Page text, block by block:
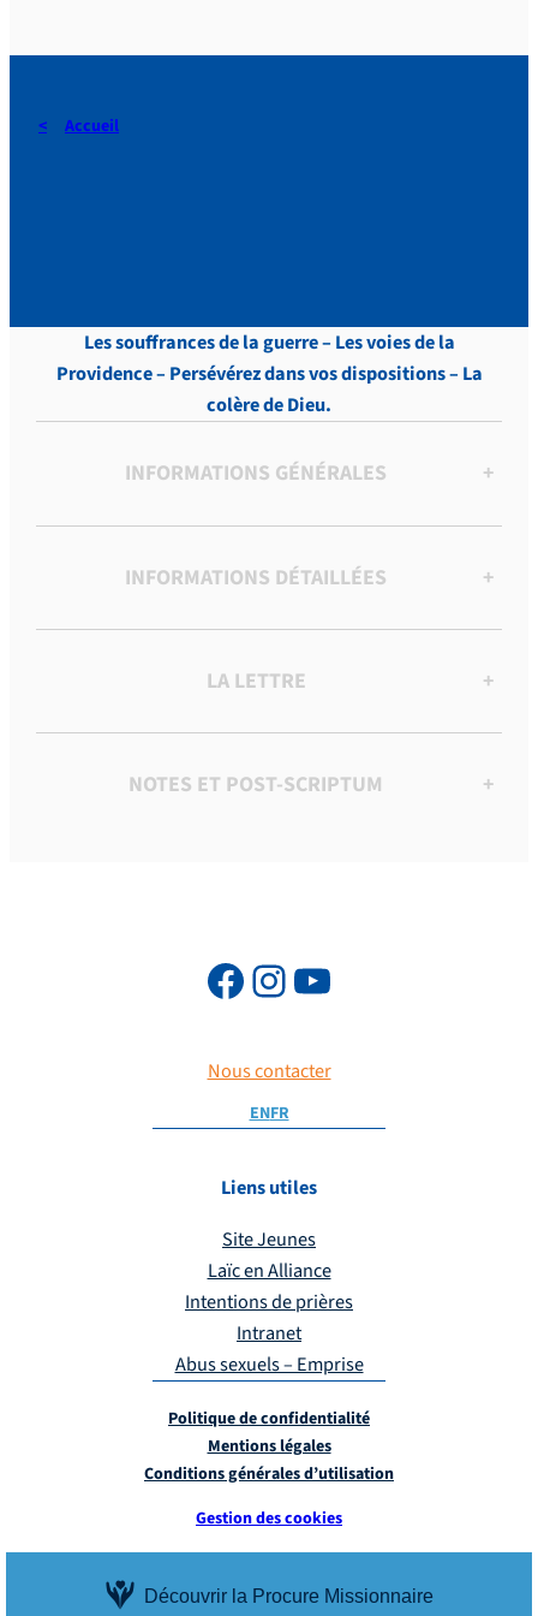
Découvrir la Procure Missionnaire
Accueil
Les souffrances de la guerre – Les voies de la
Providence – Persévérez dans vos dispositions – La
colère de Dieu.
INFORMATIONS GÉNÉRALES +
INFORMATIONS DÉTAILLÉES +
LA LETTRE +
NOTES ET POST-SCRIPTUM +
Nous contacter
ENFR
Liens utiles
Site Jeunes
Laïc en Alliance
Intentions de prières
Intranet
Abus sexuels – Emprise
Politique de confidentialité
Mentions légales
Conditions générales d’utilisation
Gestion des cookies